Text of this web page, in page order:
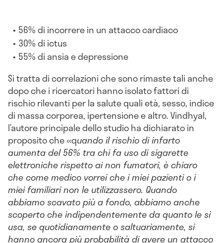
56% di incorrere in un attacco cardiaco
30% di ictus
55% di ansia e depressione
Si tratta di correlazioni che sono rimaste tali anche
dopo che i ricercatori hanno isolato fattori di
rischio rilevanti per la salute quali età, sesso, indice
di massa corporea, ipertensione e altro. Vindhyal,
l’autore principale dello studio ha dichiarato in
proposito che «quando il rischio di infarto
aumenta del 56% tra chi fa uso di sigarette
elettroniche rispetto ai non fumatori, è chiaro
che come medico vorrei che i miei pazienti o i
miei familiari non le utilizzassero. Quando
abbiamo scavato più a fondo, abbiamo anche
scoperto che indipendentemente da quanto le si
usa, se quotidianamente o saltuariamente, si
hanno ancora più probabilità di avere un attacco